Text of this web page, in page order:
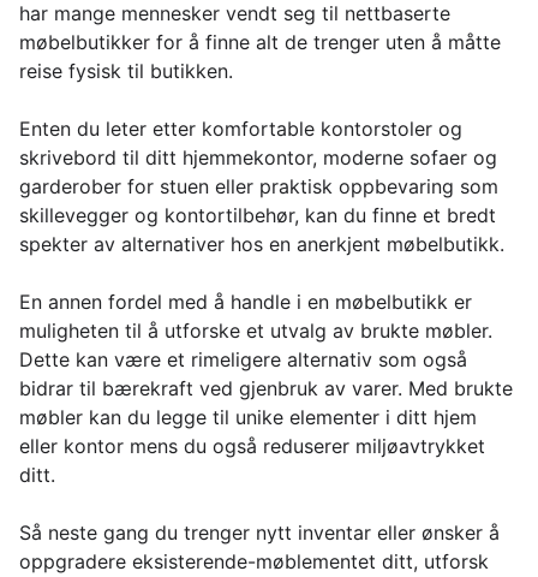
har mange mennesker vendt seg til nettbaserte
møbelbutikker for å finne alt de trenger uten å måtte
reise fysisk til butikken.
Enten du leter etter komfortable kontorstoler og
skrivebord til ditt hjemmekontor, moderne sofaer og
garderober for stuen eller praktisk oppbevaring som
skillevegger og kontortilbehør, kan du finne et bredt
spekter av alternativer hos en anerkjent møbelbutikk.
En annen fordel med å handle i en møbelbutikk er
muligheten til å utforske et utvalg av brukte møbler.
Dette kan være et rimeligere alternativ som også
bidrar til bærekraft ved gjenbruk av varer. Med brukte
møbler kan du legge til unike elementer i ditt hjem
eller kontor mens du også reduserer miljøavtrykket
ditt.
Så neste gang du trenger nytt inventar eller ønsker å
oppgradere eksisterende-møblementet ditt, utforsk